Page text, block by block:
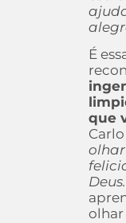
É
que
olhar